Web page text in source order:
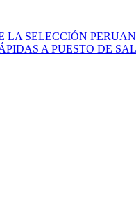
SELECCIÓN
A PUESTO DE